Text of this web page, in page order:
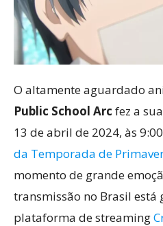
O altamente aguardado
Public School Arc fez a
13 de abril de 2024, às
da Temporada de
momento de grande
transmissão no Brasil está
plataforma de streaming